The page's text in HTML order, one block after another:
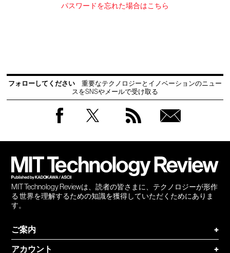
パスワードを忘れた場合はこちら
フォローしてください
重要なテクノロジーとイノベーションのニュー
スをSNSやメールで受け取る
MIT Technology Reviewは、読者の皆さまに、テクノロジーが形作
る 世界を理解するための知識を獲得していただくためにありま
す。
ご案内
+
アカウント
+